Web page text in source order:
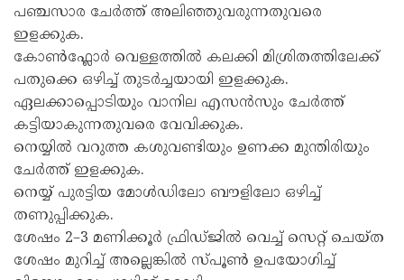
പഞ്ചസാര ചേർത്ത് അലിഞ്ഞുവരുന്നതുവരെ
ഇളക്കുക.
കോൺഫ്ലോർ വെള്ളത്തിൽ കലക്കി മിശ്രിതത്തിലേക്ക്
പതുക്കെ ഒഴിച്ച് തുടർച്ചയായി ഇളക്കുക.
ഏലക്കാപ്പൊടിയും വാനില എസൻസും ചേർത്ത്
കട്ടിയാകുന്നതുവരെ വേവിക്കുക.
നെയ്യിൽ വറുത്ത കശുവണ്ടിയും ഉണക്ക മുന്തിരിയും
ചേർത്ത് ഇളക്കുക.
നെയ്യ് പുരട്ടിയ മോൾഡിലോ ബൗളിലോ ഒഴിച്ച്
തണുപ്പിക്കുക.
ശേഷം 2–3 മണിക്കൂർ ഫ്രിഡ്ജിൽ വെച്ച് സെറ്റ് ചെയ്ത
ശേഷം മുറിച്ച് അല്ലെങ്കിൽ സ്പൂൺ ഉപയോഗിച്ച്